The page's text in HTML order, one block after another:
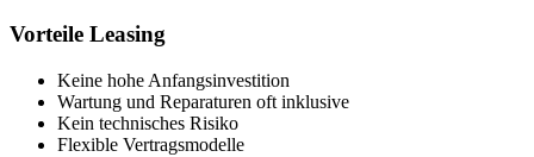
Vorteile Leasing
Keine hohe Anfangsinvestition
Wartung und Reparaturen oft inklusive
Kein technisches Risiko
Flexible Vertragsmodelle